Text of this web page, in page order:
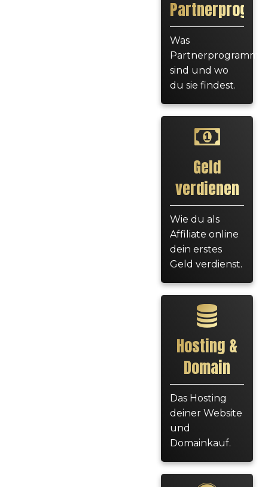
Was
Partnerprogramme
sind und wo
du sie findest.
Geld
verdienen
Wie du als
Affiliate online
dein erstes
Geld verdienst.
Hosting &
Domain
Das Hosting
deiner Website
und
Domainkauf.